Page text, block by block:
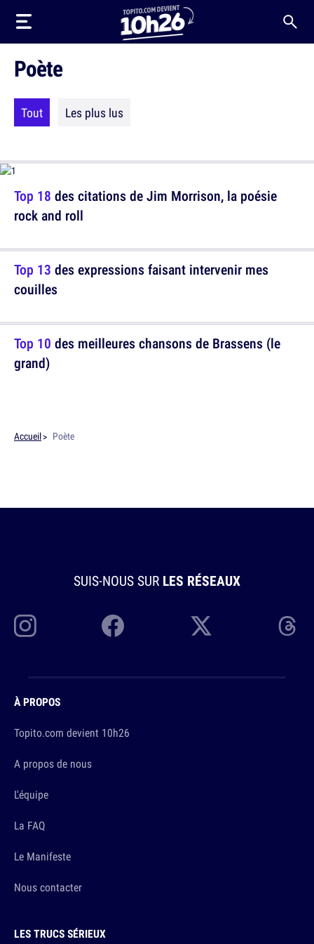
Poète
Tout Les plus lus
Top 18 des citations de Jim Morrison, la poésie
rock and roll
Top 13 des expressions faisant intervenir mes
couilles
Top 10 des meilleures chansons de Brassens (le
grand)
Accueil Poète
SUIS-NOUS SUR LES RÉSEAUX
À PROPOS
Topito.com devient 10h26
A propos de nous
L'équipe
La FAQ
Le Manifeste
Nous contacter
LES TRUCS SÉRIEUX